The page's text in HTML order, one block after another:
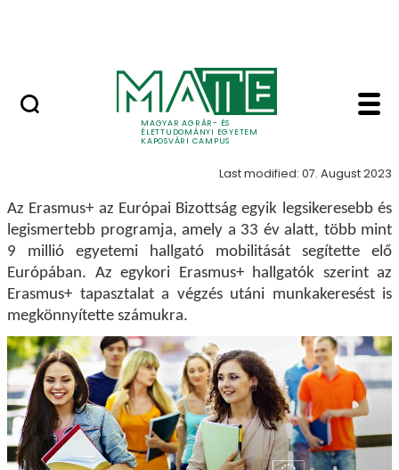
MAGYAR AGRÁR- ÉS
ÉLETTUDOMÁNYI EGYETEM
KAPOSVÁRI CAMPUS
ERASMUS+ -
ERASMUS+
Last modified: 07. August 2023
Az Erasmus+ az Európai Bizottság egyik legsikeresebb és
legismertebb programja, amely a 33 év alatt, több mint
9 millió egyetemi hallgató mobilitását segítette elő
Európában. Az egykori Erasmus+ hallgatók szerint az
Erasmus+ tapasztalat a végzés utáni munkakeresést is
megkönnyítette számukra.